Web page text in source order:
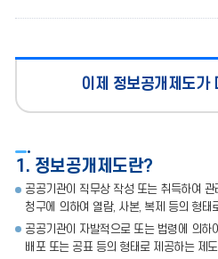
이제 정보공개제도가
1. 정보공개제도란?
공공기관이 직무상 작성 또는 취득하여
청구에 의하여 열람, 사본, 복제 등의 형태
공공기관이 자발적으로 또는 법령에 의하
배포 또는 공표 등의 형태로 제공하는 제도